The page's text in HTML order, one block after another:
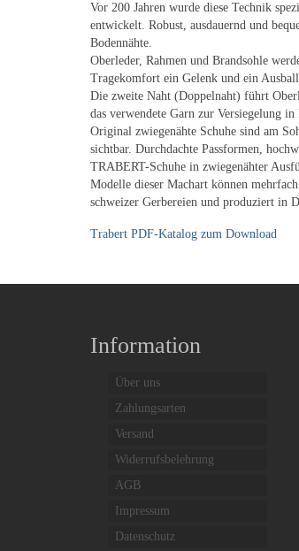
Vor 200 Jahren wurde diese Technik
entwickelt. Robust, ausdauernd und
Bodennähte.
Oberleder, Rahmen und Brandsohle
Tragekomfort ein Gelenk und ein
Die zweite Naht (Doppelnaht) führt
das verwendete Garn zur Versiegelung in
Original zwiegenähte Schuhe sind am
sichtbar. Durchdachte Passformen,
TRABERT-Schuhe in zwiegenähter
Modelle dieser Machart können
schweizer Gerbereien und produziert in
Trabert PDF-Katalog zum Download
Information
Über uns
Zahlungsarten
Versand
Widerrufsbelehrung
AGB
Impressum
Datenschutz